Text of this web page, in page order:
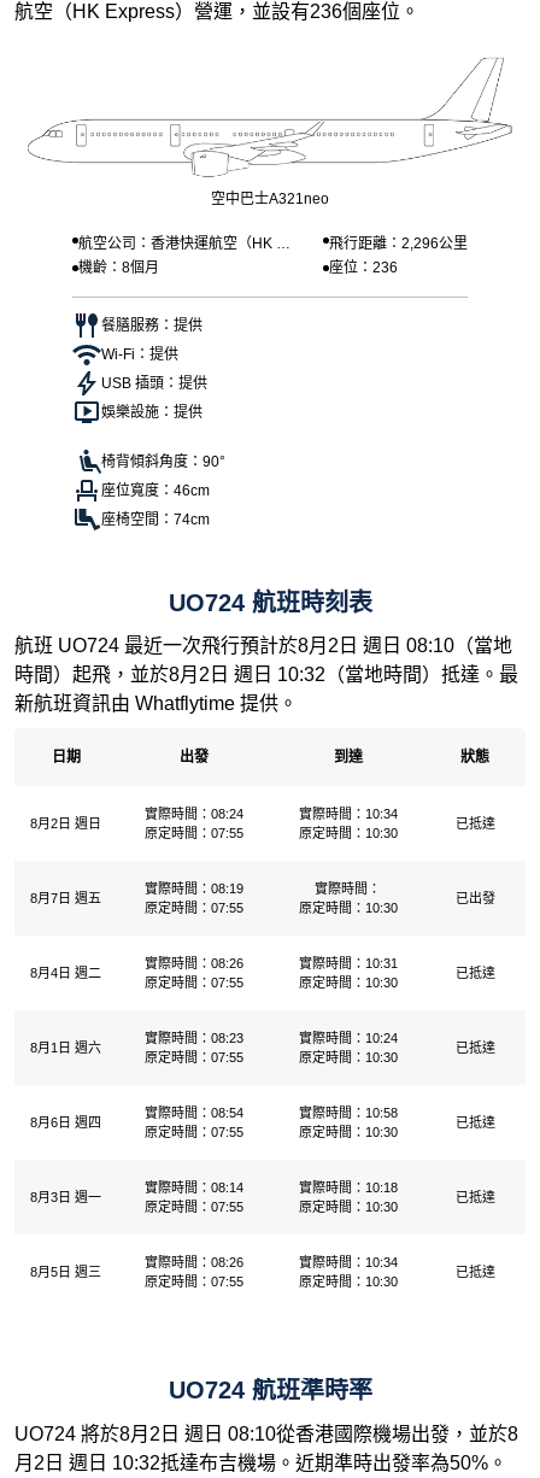
航空（HK Express）營運，並設有236個座位。
空中巴士A321neo
航空公司：香港快運航空（HK Ex
press）
飛行距離：2,296公里
機齡：8個月
座位：236
餐膳服務：提供
Wi-Fi：提供
USB 插頭：提供
娛樂設施：提供
椅背傾斜角度：90°
座位寬度：46cm
座椅空間：74cm
UO724 航班時刻表
航班 UO724 最近一次飛行預計於8月2日 週日 08:10（當地
時間）起飛，並於8月2日 週日 10:32（當地時間）抵達。最
新航班資訊由 Whatflytime 提供。
日期 出發 到達 狀態
8月2日 週日
實際時間：08:24
原定時間：07:55
實際時間：10:34
原定時間：10:30
已抵達
8月7日 週五
實際時間：08:19
原定時間：07:55
實際時間：
原定時間：10:30
已出發
8月4日 週二
實際時間：08:26
原定時間：07:55
實際時間：10:31
原定時間：10:30
已抵達
8月1日 週六
實際時間：08:23
原定時間：07:55
實際時間：10:24
原定時間：10:30
已抵達
8月6日 週四
實際時間：08:54
原定時間：07:55
實際時間：10:58
原定時間：10:30
已抵達
8月3日 週一
實際時間：08:14
原定時間：07:55
實際時間：10:18
原定時間：10:30
已抵達
8月5日 週三
實際時間：08:26
原定時間：07:55
實際時間：10:34
原定時間：10:30
已抵達
UO724 航班準時率
UO724 將於8月2日 週日 08:10從香港國際機場出發，並於8
月2日 週日 10:32抵達布吉機場。近期準時出發率為50%。